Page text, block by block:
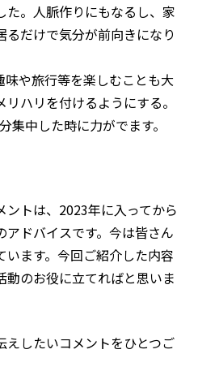
た。人脈作りにもなるし、家
だけで気分が前向きになり
味や旅行等を楽しむことも大
ハリを付けるようにする。
集中した時に力がでます。
トは、 2023年に入ってから
ドバイスです。今は皆さん
ます。今回ご紹介した内容
のお役に立てればと思いま
えしたいコメントをひとつご